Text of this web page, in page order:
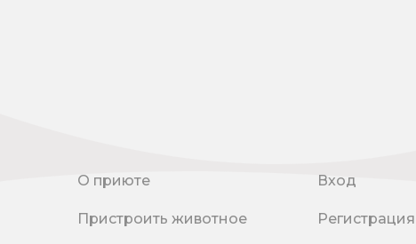
О приюте
Пристроить животное
Вход
Регистрация